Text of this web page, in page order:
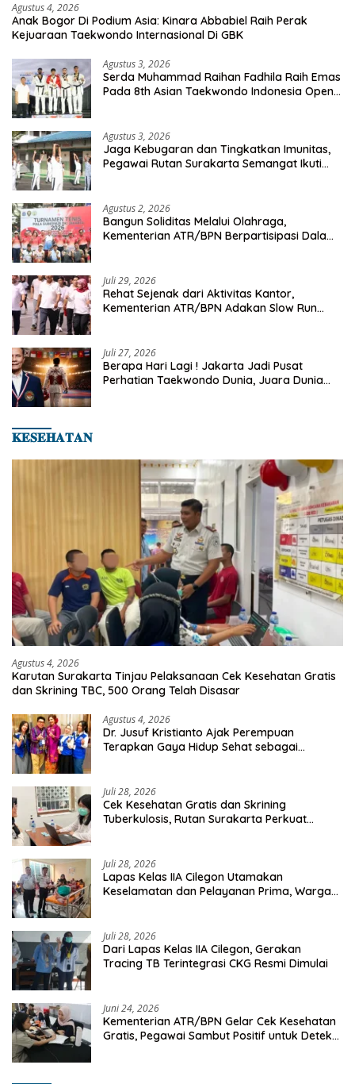
Agustus 4, 2026
Anak Bogor Di Podium Asia: Kinara Abbabiel Raih Perak
Kejuaraan Taekwondo Internasional Di GBK
Agustus 3, 2026
Serda Muhammad Raihan Fadhila Raih Emas
Pada 8th Asian Taekwondo Indonesia Open
Agustus 3, 2026
Jaga Kebugaran dan Tingkatkan Imunitas,
Pegawai Rutan Surakarta Semangat Ikuti
Agustus 2, 2026
Bangun Soliditas Melalui Olahraga,
Kementerian ATR/BPN Berpartisipasi Dalam
Juli 29, 2026
Rehat Sejenak dari Aktivitas Kantor,
Kementerian ATR/BPN Adakan Slow Run
Juli 27, 2026
Berapa Hari Lagi ! Jakarta Jadi Pusat
Perhatian Taekwondo Dunia, Juara Dunia
𝐊𝐄𝐒𝐄𝐇𝐀𝐓𝐀𝐍
Agustus 4, 2026
Karutan Surakarta Tinjau Pelaksanaan Cek Kesehatan Gratis
dan Skrining TBC, 500 Orang Telah Disasar
Agustus 4, 2026
Dr. Jusuf Kristianto Ajak Perempuan
Terapkan Gaya Hidup Sehat sebagai
Juli 28, 2026
Cek Kesehatan Gratis dan Skrining
Tuberkulosis, Rutan Surakarta Perkuat
Juli 28, 2026
Lapas Kelas IIA Cilegon Utamakan
Keselamatan dan Pelayanan Prima, Warga
Juli 28, 2026
Dari Lapas Kelas IIA Cilegon, Gerakan
Tracing TB Terintegrasi CKG Resmi Dimulai
Juni 24, 2026
Kementerian ATR/BPN Gelar Cek Kesehatan
Gratis, Pegawai Sambut Positif untuk Deteksi